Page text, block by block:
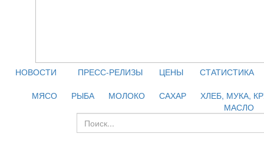
НОВОСТИ ПРЕСС-РЕЛИЗЫ ЦЕНЫ
СТАТИСТИКА
МЯСО
РЫБА МОЛОКО САХАР
ХЛЕБ, МУКА,
МАСЛО